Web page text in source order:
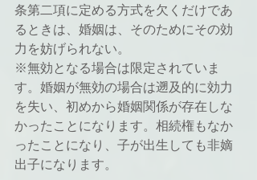
条第二項に定める方式を欠くだけであ
るときは、婚姻は、そのためにその効
力を妨げられない。
※無効となる場合は限定されていま
す。婚姻が無効の場合は遡及的に効力
を失い、初めから婚姻関係が存在しな
かったことになります。相続権もなか
ったことになり、子が出生しても非嫡
出子になります。